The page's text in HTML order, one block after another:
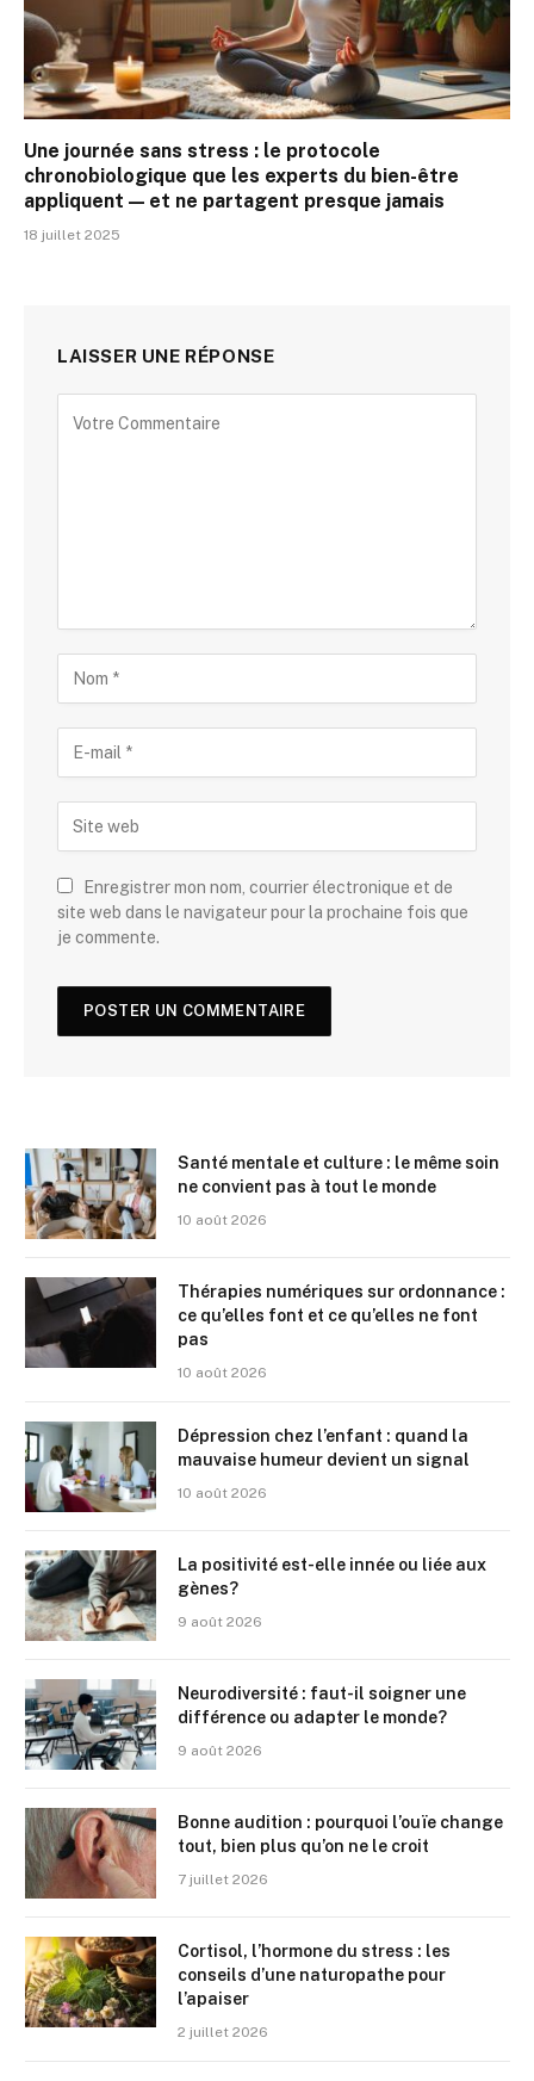
Une journée sans stress : le protocole
chronobiologique que les experts du bien-être
appliquent — et ne partagent presque jamais
18 juillet 2025
LAISSER UNE RÉPONSE
Enregistrer mon nom, courrier électronique et de
site web dans le navigateur pour la prochaine fois que
je commente.
Santé mentale et culture : le même soin
ne convient pas à tout le monde
10 août 2026
Thérapies numériques sur ordonnance :
ce qu’elles font et ce qu’elles ne font
pas
10 août 2026
Dépression chez l’enfant : quand la
mauvaise humeur devient un signal
10 août 2026
La positivité est-elle innée ou liée aux
gènes?
9 août 2026
Neurodiversité : faut-il soigner une
différence ou adapter le monde?
9 août 2026
Bonne audition : pourquoi l’ouïe change
tout, bien plus qu’on ne le croit
7 juillet 2026
Cortisol, l’hormone du stress : les
conseils d’une naturopathe pour
l’apaiser
2 juillet 2026